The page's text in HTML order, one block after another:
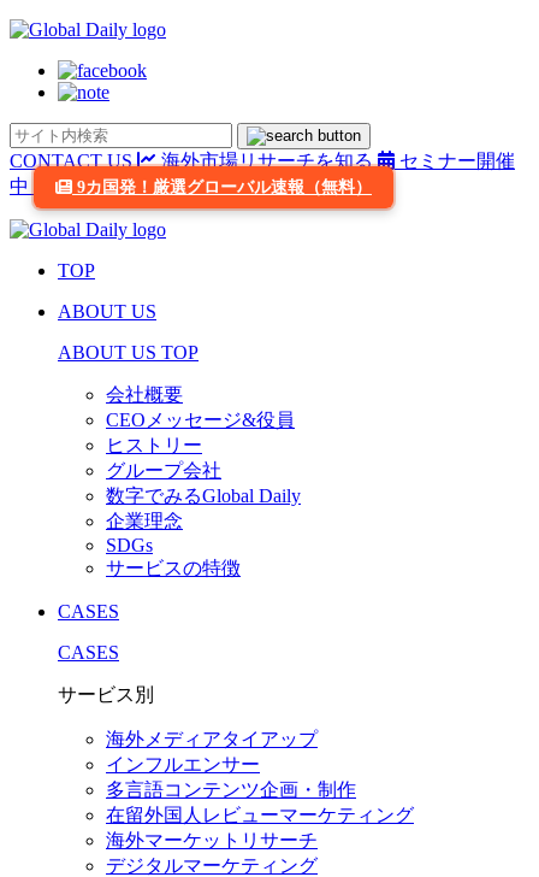
CONTACT US 海外市場リサーチを知る
セミナー開催
中
9カ国発！厳選グローバル速報（無料）
TOP
ABOUT US
ABOUT US TOP
会社概要
CEOメッセージ&役員
ヒストリー
グループ会社
数字でみるGlobal Daily
企業理念
SDGs
サービスの特徴
CASES
CASES
サービス別
海外メディアタイアップ
インフルエンサー
多言語コンテンツ企画・制作
在留外国⼈レビューマーケティング
海外マーケットリサーチ
デジタルマーケティング